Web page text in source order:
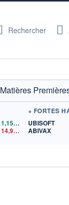
Rechercher
Matières
1,1559
$US
14,90$US
+ FORTES
UBISOFT
ABIVAX